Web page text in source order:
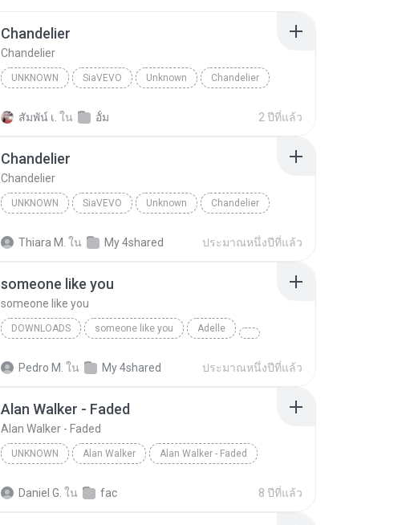
Chandelier
Chandelier
UNKNOWN SiaVEVO Unknown Chandelier
สัมพัน์ เ. ใน อั้ม 2 ปีที่แล้ว
Chandelier
Chandelier
UNKNOWN SiaVEVO Unknown Chandelier
Thiara M. ใน My 4shared ประมาณหนึ่งปีที่แล้ว
someone like you
someone like you
DOWNLOADS someone like you Adelle
Pedro M. ใน My 4shared ประมาณหนึ่งปีที่แล้ว
Alan Walker - Faded
Alan Walker - Faded
UNKNOWN Alan Walker Alan Walker - Faded
Daniel G. ใน fac 8 ปีที่แล้ว